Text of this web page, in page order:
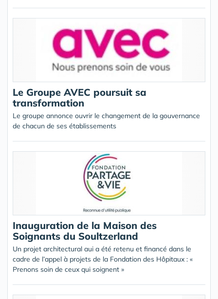
Le Groupe AVEC poursuit sa
transformation
Le groupe annonce ouvrir le changement de la gouvernance
de chacun de ses établissements
Inauguration de la Maison des
Soignants du Soultzerland
Un projet architectural aui a été retenu et financé dans le
cadre de l’appel à projets de la Fondation des Hôpitaux : «
Prenons soin de ceux qui soignent »